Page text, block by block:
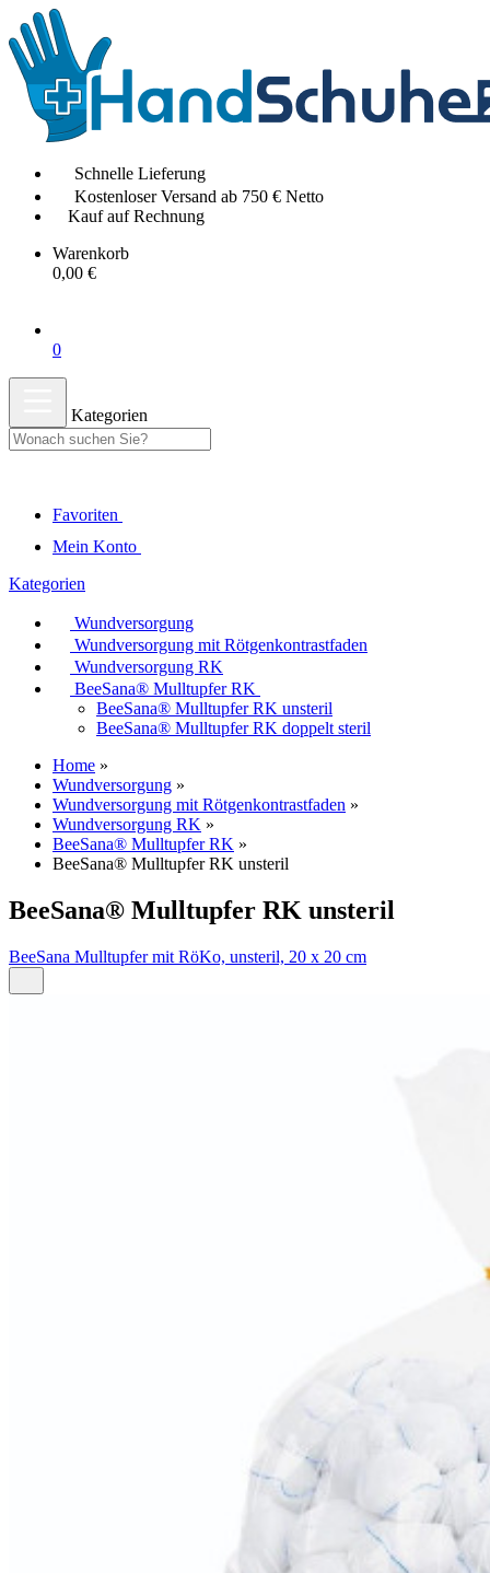
Schnelle Lieferung
Kostenloser Versand ab 750 € Netto
Kauf auf Rechnung
Warenkorb
0,00 €
0
Kategorien
Favoriten
Mein Konto
Kategorien
Wundversorgung
Wundversorgung mit Rötgenkontrastfaden
Wundversorgung RK
BeeSana® Mulltupfer RK
BeeSana® Mulltupfer RK unsteril
BeeSana® Mulltupfer RK doppelt steril
Home »
Wundversorgung »
Wundversorgung mit Rötgenkontrastfaden »
Wundversorgung RK »
BeeSana® Mulltupfer RK »
BeeSana® Mulltupfer RK unsteril
BeeSana® Mulltupfer RK unsteril
BeeSana Mulltupfer mit RöKo, unsteril, 20 x 20 cm